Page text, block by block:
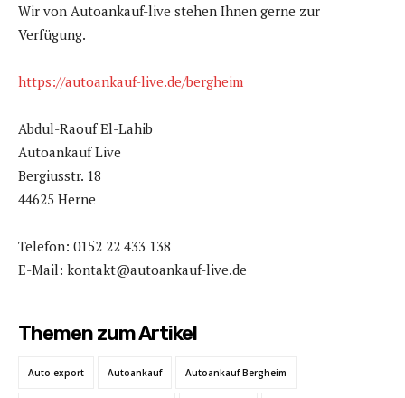
Wir von Autoankauf-live stehen Ihnen gerne zur
Verfügung.
https://autoankauf-live.de/bergheim
Abdul-Raouf El-Lahib
Autoankauf Live
Bergiusstr. 18
44625 Herne
Telefon: 0152 22 433 138
E-Mail: kontakt@autoankauf-live.de
Themen zum Artikel
Auto export Autoankauf Autoankauf Bergheim